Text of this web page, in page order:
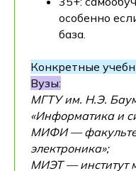
особенно
база.
Конкретные
Вузы:
МГТУ им. Н.Э.
«Информатика и
МИФИ —
электроника»;
МИЭТ — институт